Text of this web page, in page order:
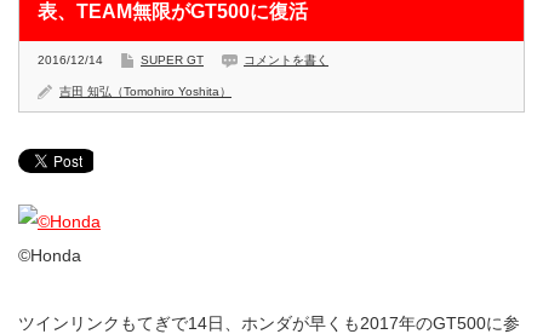
表、TEAM無限がGT500に復活
2016/12/14 SUPER GT コメントを書く
吉田 知弘（Tomohiro Yoshita）
©︎Honda
ツインリンクもてぎで14日、ホンダが早くも2017年のGT500に参